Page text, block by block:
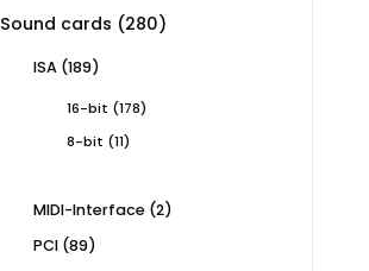
Sound cards 280280
ISA 189189
16-bit 178178
8-bit 1111
MIDI-Interface 22
PCI 8989